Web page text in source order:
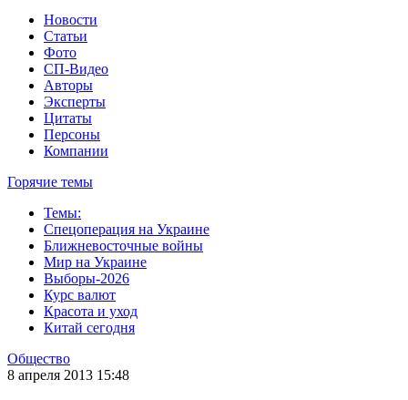
Новости
Статьи
Фото
СП-Видео
Авторы
Эксперты
Цитаты
Персоны
Компании
Горячие темы
Темы:
Спецоперация на Украине
Ближневосточные войны
Мир на Украине
Выборы-2026
Курс валют
Красота и уход
Китай сегодня
Общество
8 апреля 2013 15:48